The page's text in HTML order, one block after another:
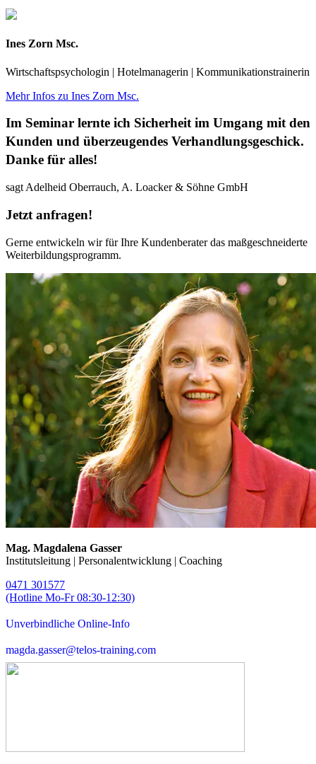
Ines Zorn Msc.
Wirtschaftspsychologin | Hotelmanagerin | Kommunikationstrainerin
Mehr Infos zu Ines Zorn Msc.
Im Seminar lernte ich Sicherheit im Umgang mit den
Kunden und überzeugendes Verhandlungsgeschick.
Danke für alles!
sagt Adelheid Oberrauch, A. Loacker & Söhne GmbH
Jetzt anfragen!
Gerne entwickeln wir für Ihre Kundenberater das maßgeschneiderte
Weiterbildungsprogramm.
Mag. Magdalena Gasser
Institutsleitung | Personalentwicklung | Coaching
0471 301577
(Hotline Mo-Fr 08:30-12:30)
Unverbindliche Online-Info
magda.gasser@telos-training.com